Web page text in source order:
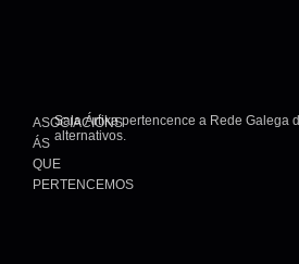
ASOCIACIÓNS
ÁS
QUE
PERTENCEMOS
Sala Ártika pertencence a Rede Galega
alternativos.